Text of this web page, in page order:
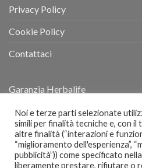
Privacy Policy
Cookie Policy
Contattaci
Garanzia Herbalife
Termini e Condizioni
(
Noi e terze parti selezionate
simili per finalità tecniche e, con il
altre finalità (“interazioni e
“miglioramento dell'esperienza”,
pubblicità”)) come specificato nella
liberamente prestare, rifiutare o